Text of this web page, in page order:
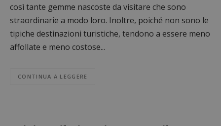
così tante gemme nascoste da visitare che sono
straordinarie a modo loro. Inoltre, poiché non sono le
tipiche destinazioni turistiche, tendono a essere meno
affollate e meno costose...
CONTINUA A LEGGERE